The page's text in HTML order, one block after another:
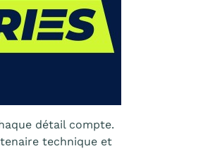
détail compte.
technique et